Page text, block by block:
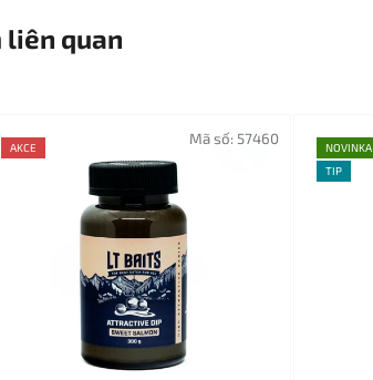
liên quan
AKCE Mã số: 57460
NOVINKA
TIP